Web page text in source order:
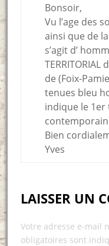
Bonsoir,
Vu l’age des
ainsi que de
s’agit d’
de (Foix-
tenues bleu
indique le
Bien
Yves
LAISSER UN
Votre adresse e-mail
obligatoires sont